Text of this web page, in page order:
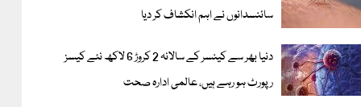
سائنسدانوں نے اہم انکشاف کر دیا
دنیا بھر سے کینسر کے سالانہ 2 کروڑ 6 لاکھ نئے کیسز
رپورٹ ہو رہے ہیں، عالمی ادارہ صحت